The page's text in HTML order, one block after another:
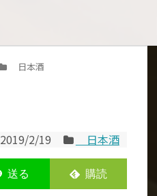
日本酒
2019/2/19 日本酒